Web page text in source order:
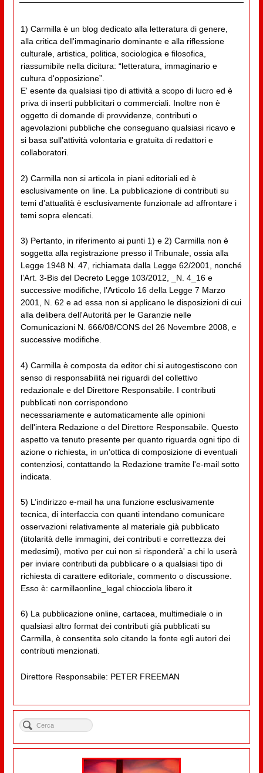
1) Carmilla è un blog dedicato alla letteratura di genere,
alla critica dell'immaginario dominante e alla riflessione
culturale, artistica, politica, sociologica e filosofica,
riassumibile nella dicitura: “letteratura, immaginario e
cultura d'opposizione”.
E' esente da qualsiasi tipo di attività a scopo di lucro ed è
priva di inserti pubblicitari o commerciali. Inoltre non è
oggetto di domande di provvidenze, contributi o
agevolazioni pubbliche che conseguano qualsiasi ricavo e
si basa sull'attività volontaria e gratuita di redattori e
collaboratori.
2) Carmilla non si articola in piani editoriali ed è
esclusivamente on line. La pubblicazione di contributi su
temi d'attualità è esclusivamente funzionale ad affrontare i
temi sopra elencati.
3) Pertanto, in riferimento ai punti 1) e 2) Carmilla non è
soggetta alla registrazione presso il Tribunale, ossia alla
Legge 1948 N. 47, richiamata dalla Legge 62/2001, nonché
l’Art. 3-Bis del Decreto Legge 103/2012, _N. 4_16 e
successive modifiche, l’Articolo 16 della Legge 7 Marzo
2001, N. 62 e ad essa non si applicano le disposizioni di cui
alla delibera dell'Autorità per le Garanzie nelle
Comunicazioni N. 666/08/CONS del 26 Novembre 2008, e
successive modifiche.
4) Carmilla è composta da editor chi si autogestiscono con
senso di responsabilità nei riguardi del collettivo
redazionale e del Direttore Responsabile. I contributi
pubblicati non corrispondono
necessariamente e automaticamente alle opinioni
dell'intera Redazione o del Direttore Responsabile. Questo
aspetto va tenuto presente per quanto riguarda ogni tipo di
azione o richiesta, in un'ottica di composizione di eventuali
contenziosi, contattando la Redazione tramite l'e-mail sotto
indicata.
5) L’indirizzo e-mail ha una funzione esclusivamente
tecnica, di interfaccia con quanti intendano comunicare
osservazioni relativamente al materiale già pubblicato
(titolarità delle immagini, dei contributi e correttezza dei
medesimi), motivo per cui non si risponderà' a chi lo userà
per inviare contributi da pubblicare o a qualsiasi tipo di
richiesta di carattere editoriale, commento o discussione.
Esso è: carmillaonline_legal chiocciola libero.it
6) La pubblicazione online, cartacea, multimediale o in
qualsiasi altro format dei contributi già pubblicati su
Carmilla, è consentita solo citando la fonte egli autori dei
contributi menzionati.
Direttore Responsabile: PETER FREEMAN